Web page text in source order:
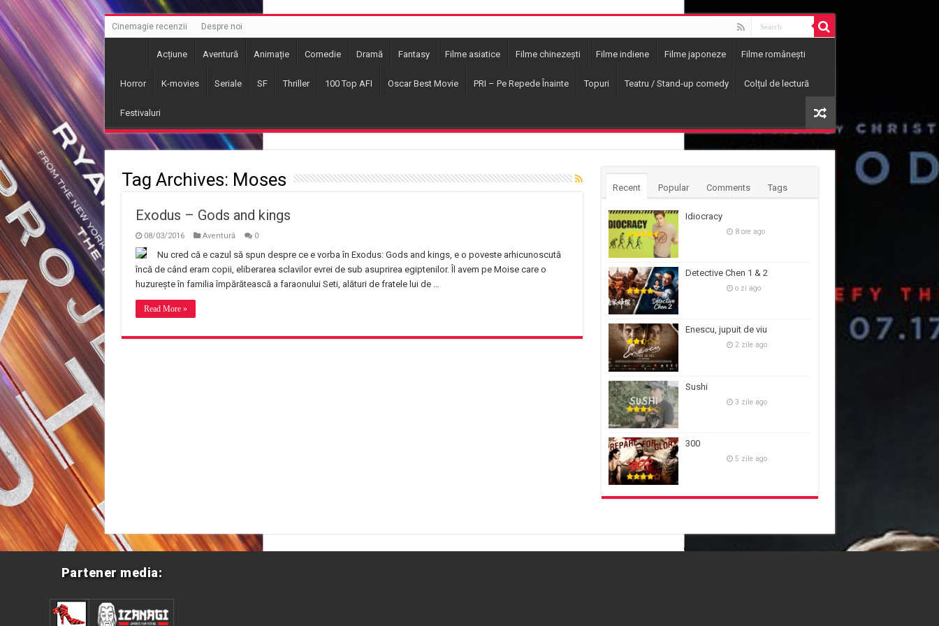
Cinemagie recenzii Despre noi
Acțiune Aventură Animație Comedie Dramă Fantasy Filme asiatice Filme chinezești Filme indiene Filme japoneze Filme românești
Horror K-movies Seriale SF Thriller 100 Top AFI Oscar Best Movie PRI – Pe Repede Înainte Topuri Teatru / Stand-up comedy Colțul de lectură
Festivaluri
Tag Archives: Moses
Exodus – Gods and kings
08/03/2016 Aventură 0
Nu cred că e cazul să spun despre ce e vorba în Exodus: Gods and kings, e o poveste arhicunoscută
încă de când eram copii, eliberarea sclavilor evrei de sub asuprirea egiptenilor. Îl avem pe Moise care o
huzureşte în familia împărătească a faraonului Seti, alături de fratele lui de …
Read More »
Recent Popular Comments Tags
Idiocracy
8 ore ago
Detective Chen 1 & 2
o zi ago
Enescu, jupuit de viu
2 zile ago
Sushi
3 zile ago
300
5 zile ago
Partener media: